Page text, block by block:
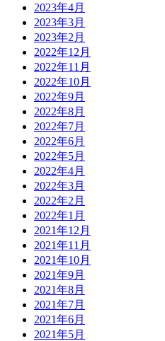
2023年4月
2023年3月
2023年2月
2022年12月
2022年11月
2022年10月
2022年9月
2022年8月
2022年7月
2022年6月
2022年5月
2022年4月
2022年3月
2022年2月
2022年1月
2021年12月
2021年11月
2021年10月
2021年9月
2021年8月
2021年7月
2021年6月
2021年5月